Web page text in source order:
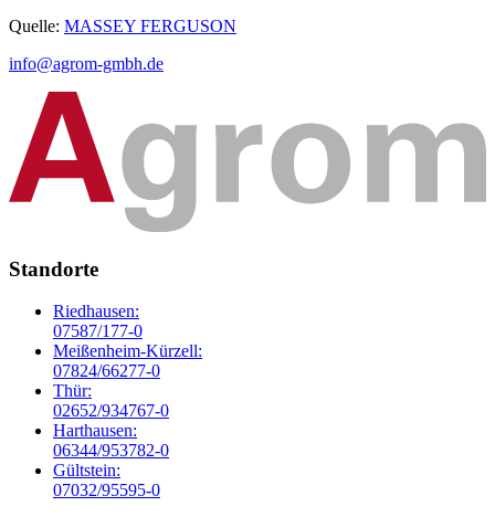
Quelle: MASSEY FERGUSON
info@agrom-gmbh.de
Standorte
Riedhausen:
07587/177-0
Meißenheim-Kürzell:
07824/66277-0
Thür:
02652/934767-0
Harthausen:
06344/953782-0
Gültstein:
07032/95595-0